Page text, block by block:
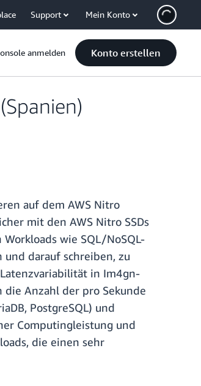
Support Mein Konto
anmelden Konto erstellen
auf dem AWS Nitro
mit den AWS Nitro SSDs
wie SQL/NoSQL-
und darauf schreiben, zu
in Im4gn-
Anzahl der pro Sekunde
PostgreSQL) und
Computingleistung und
die einen sehr